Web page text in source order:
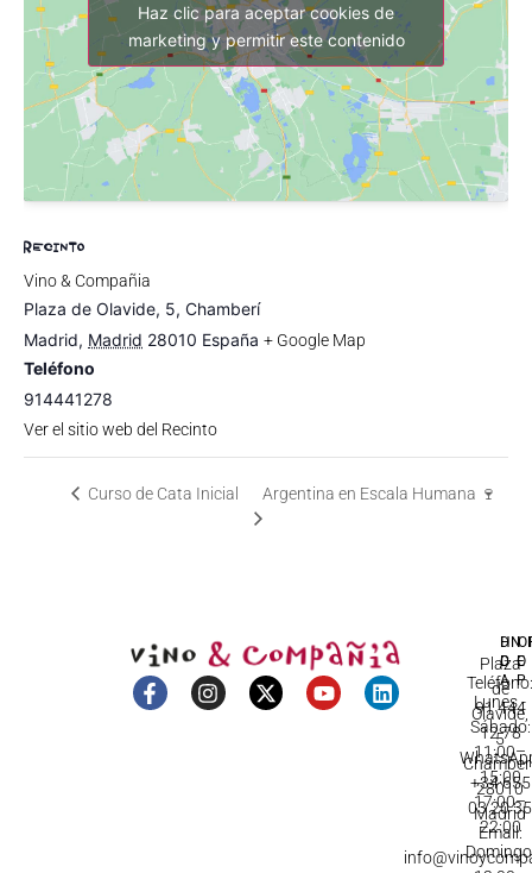
RECINTO
Vino & Compañia
Plaza de Olavide, 5, Chamberí
Madrid, Madrid 28010 España + Google Map
Teléfono
914441278
Ver el sitio web del Recinto
Haz clic para aceptar cookies de
marketing y permitir este contenido
Curso de Cata Inicial Argentina en Escala Humana 🍷
Plaza
de
Olavide,
5
28010
Madrid
DE
Lunes -
Sábado:
11:00–
15:00
17:00–
22:00
91 444
12 78
+34 655
03 20 35
Email: